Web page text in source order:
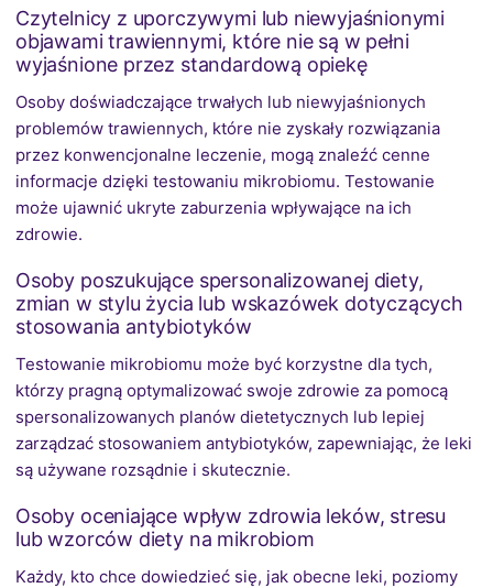
Czytelnicy z uporczywymi lub niewyjaśnionymi
objawami trawiennymi, które nie są w pełni
wyjaśnione przez standardową opiekę
Osoby doświadczające trwałych lub niewyjaśnionych
problemów trawiennych, które nie zyskały rozwiązania
przez konwencjonalne leczenie, mogą znaleźć cenne
informacje dzięki testowaniu mikrobiomu. Testowanie
może ujawnić ukryte zaburzenia wpływające na ich
zdrowie.
Osoby poszukujące spersonalizowanej diety,
zmian w stylu życia lub wskazówek dotyczących
stosowania antybiotyków
Testowanie mikrobiomu może być korzystne dla tych,
którzy pragną optymalizować swoje zdrowie za pomocą
spersonalizowanych planów dietetycznych lub lepiej
zarządzać stosowaniem antybiotyków, zapewniając, że leki
są używane rozsądnie i skutecznie.
Osoby oceniające wpływ zdrowia leków, stresu
lub wzorców diety na mikrobiom
Każdy, kto chce dowiedzieć się, jak obecne leki, poziomy